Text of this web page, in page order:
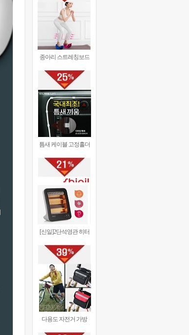
종아리 스트레칭보드
틈새 케이블 고정홀더
[신일]2단석영관 히터
다용도 자전거 가방